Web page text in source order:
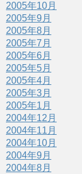
2005年10月
2005年9月
2005年8月
2005年7月
2005年6月
2005年5月
2005年4月
2005年3月
2005年1月
2004年12月
2004年11月
2004年10月
2004年9月
2004年8月